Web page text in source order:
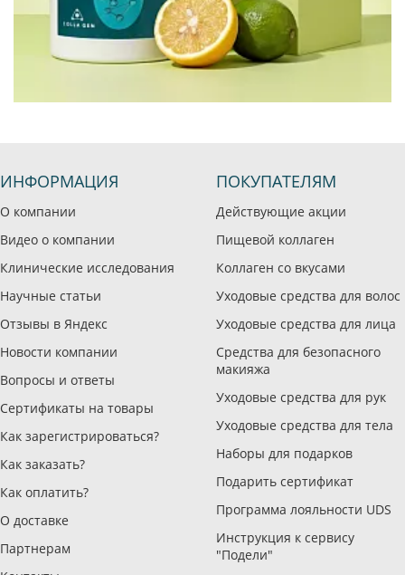
ИНФОРМАЦИЯ
О компании
Видео о компании
Клинические исследования
Научные статьи
Отзывы в Яндекс
Новости компании
Вопросы и ответы
Сертификаты на товары
Как зарегистрироваться?
Как заказать?
Как оплатить?
О доставке
Партнерам
ПОКУПАТЕЛЯМ
Действующие акции
Пищевой коллаген
Коллаген со вкусами
Уходовые средства для волос
Уходовые средства для лица
Средства для безопасного
макияжа
Уходовые средства для рук
Уходовые средства для тела
Наборы для подарков
Подарить сертификат
Программа лояльности UDS
Инструкция к сервису
"Подели"